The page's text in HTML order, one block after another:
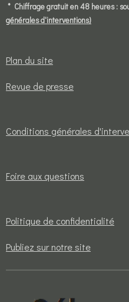
* Chiffrage gratuit en 48 heures :
générales d'interventions)
Plan du site
Revue de presse
Conditions générales
Foire aux questions
Politique de confidentialité
Publiez sur notre site